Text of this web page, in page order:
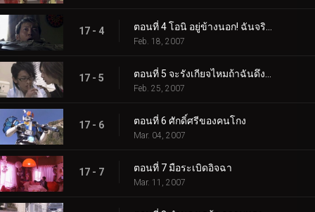
17 - 4
Feb. 18, 2007
17 - 5
Feb. 25, 2007
17 - 6 ตอนที่ 6 ศักดิ์ศรีของคนโกง
Mar. 04, 2007
17 - 7 ตอนที่ 7 มือระเบิดอิจฉา
Mar. 11, 2007